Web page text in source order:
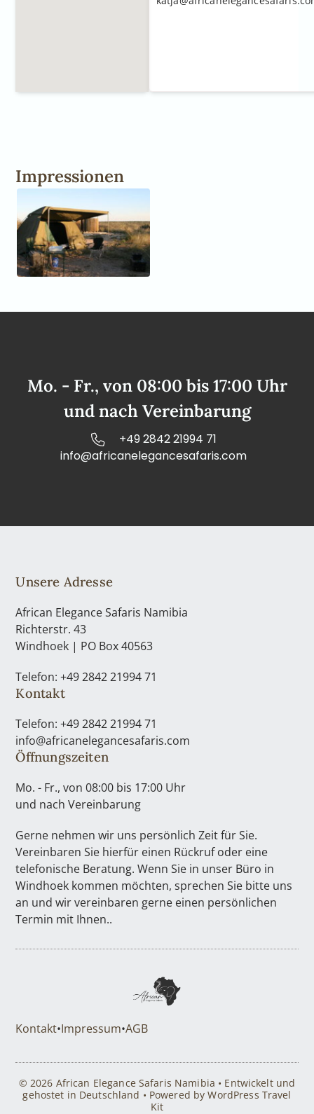
Impressionen
Mo. - Fr., von 08:00 bis 17:00 Uhr
und nach Vereinbarung
+49 2842 21994 71
info@africanelegancesafaris.com
Unsere Adresse
African Elegance Safaris Namibia
Richterstr. 43
Windhoek | PO Box 40563
Telefon: +49 2842 21994 71
Kontakt
Telefon: +49 2842 21994 71
info@africanelegancesafaris.com
Öffnungszeiten
Mo. - Fr., von 08:00 bis 17:00 Uhr
und nach Vereinbarung
Gerne nehmen wir uns persönlich Zeit für Sie.
Vereinbaren Sie hierfür einen Rückruf oder eine
telefonische Beratung. Wenn Sie in unser Büro in
Windhoek kommen möchten, sprechen Sie bitte uns
an und wir vereinbaren gerne einen persönlichen
Termin mit Ihnen..
Kontakt•Impressum•AGB
© 2026 African Elegance Safaris Namibia • Entwickelt und
gehostet in Deutschland • Powered by WordPress Travel
Kit